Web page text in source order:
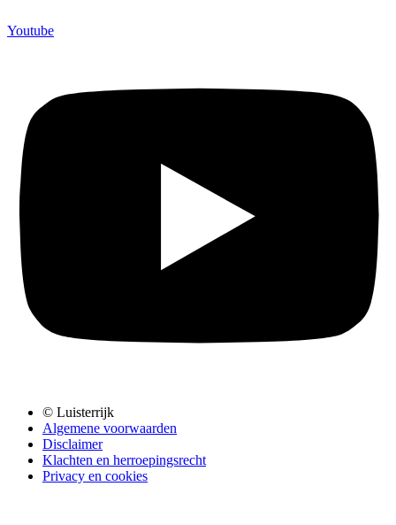
Youtube
© Luisterrijk
Algemene voorwaarden
Disclaimer
Klachten en herroepingsrecht
Privacy en cookies